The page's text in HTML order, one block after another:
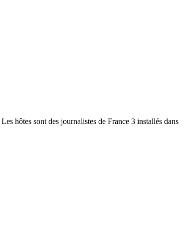
hôtes sont des journalistes de France 3 installés dans